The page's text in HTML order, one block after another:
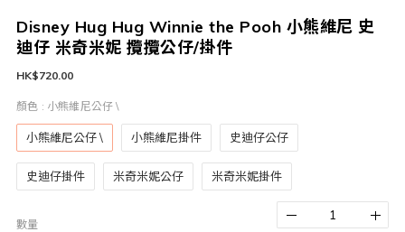
Disney Hug Hug Winnie the Pooh 小熊維尼 史
迪仔 米奇米妮 攬攬公仔/掛件
HK$720.00
顏色 : 小熊維尼公仔 \
小熊維尼公仔 \ 小熊維尼掛件 史迪仔公仔
史迪仔掛件 米奇米妮公仔 米奇米妮掛件
數量